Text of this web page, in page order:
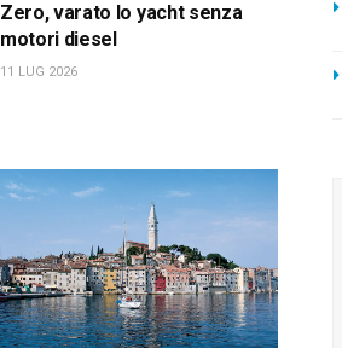
Zero, varato lo yacht senza
motori diesel
11 LUG 2026